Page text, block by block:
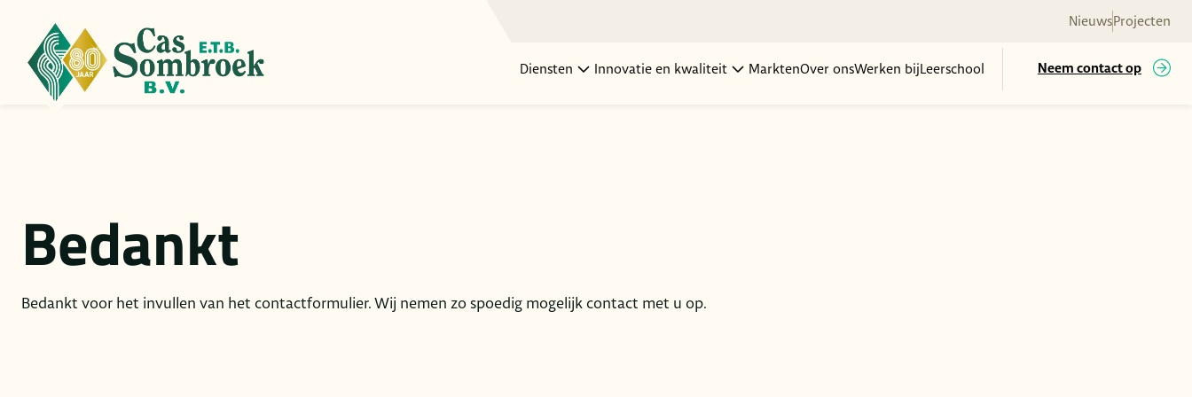
NieuwsProjecten
Skip
Diensten Innovatie en kwaliteit MarktenOver onsWerken bijLeerschool Neem contact op
Bedankt
Bedankt voor het invullen van het contactformulier. Wij nemen zo spoedig mogelijk contact met u op.